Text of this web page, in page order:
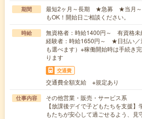
期間
最短2ヶ月～長期 ★急募 ★当月～
もOK！開始日ご相談ください。
時給
無資格者：時給1400円～ 有資格
経験者：時給1650円～ ★日払い／
も選べます）※稼働開始時は手続き
ります
交通費
交通費全額支給 ※規定あり
仕事内容
その他営業・販売・サービス系
【放課後デイで子どもたちを支援
もたちが安心して過ごせるよう、